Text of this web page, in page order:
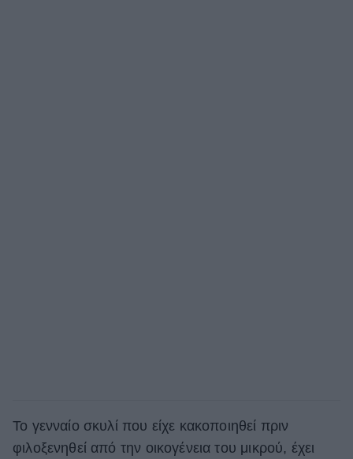
Το γενναίο σκυλί που είχε κακοποιηθεί πριν
φιλοξενηθεί από την οικογένεια του μικρού, έχει